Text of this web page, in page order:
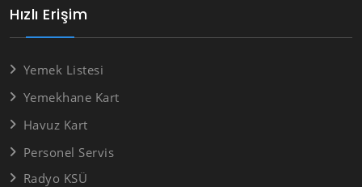
Hızlı Erişim
Yemek Listesi
Yemekhane Kart
Havuz Kart
Personel Servis
Radyo KSÜ